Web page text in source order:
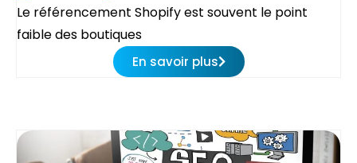
Le référencement Shopify est souvent le point
faible des boutiques
En savoir plus